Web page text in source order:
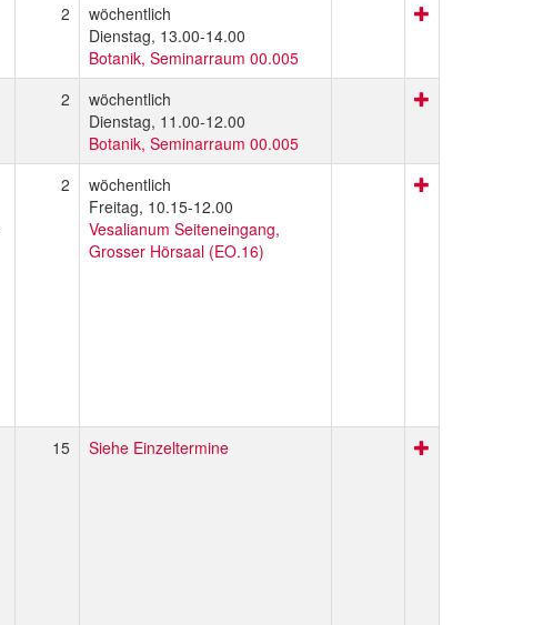
2
wöchentlich
Dienstag, 13.00-14.00
Botanik, Seminarraum 00.005
2
wöchentlich
Dienstag, 11.00-12.00
Botanik, Seminarraum 00.005
2
wöchentlich
Freitag, 10.15-12.00
Vesalianum Seiteneingang,
Grosser Hörsaal (EO.16)
15 Siehe Einzeltermine